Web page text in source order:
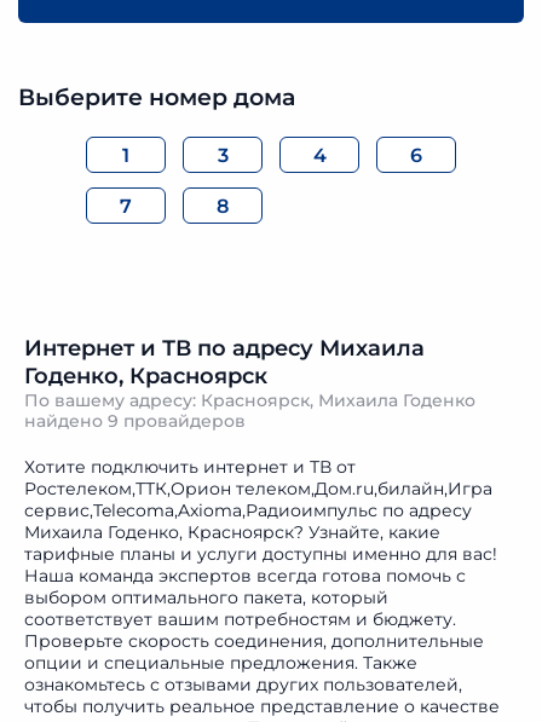
Выберите номер дома
1 3 4 6
7 8
Интернет и ТВ по адресу Михаила
Годенко, Красноярск
По вашему адресу: Красноярск, Михаила Годенко
найдено 9 провайдеров
Хотите подключить интернет и ТВ от
Ростелеком,ТТК,Орион телеком,Дом.ru,билайн,Игра
сервис,Telecoma,Axioma,Радиоимпульс по адресу
Михаила Годенко, Красноярск? Узнайте, какие
тарифные планы и услуги доступны именно для вас!
Наша команда экспертов всегда готова помочь с
выбором оптимального пакета, который
соответствует вашим потребностям и бюджету.
Проверьте скорость соединения, дополнительные
опции и специальные предложения. Также
ознакомьтесь с отзывами других пользователей,
чтобы получить реальное представление о качестве